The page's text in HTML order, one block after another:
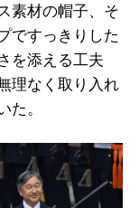
素材の帽子、そ
ですっきりした
を添える工夫
理なく取り入れ
た。